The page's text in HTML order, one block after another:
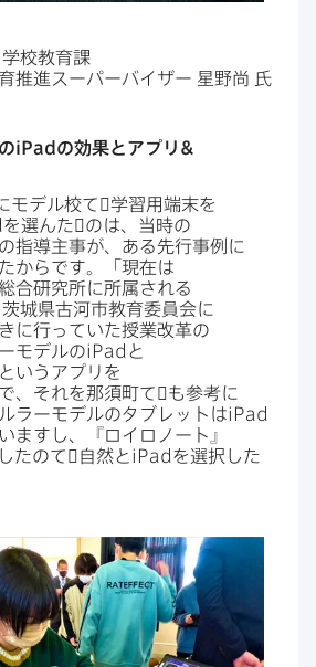
学校教育課
推進スーパーバイザー 星野尚 氏
iPad の​効果と​アプリ&
モデル校て​゙学習用端末を​
を​選んた​゙のは、​当時の​
指導主事が、​ある​先行事例に​
からです。​「現在は​
合研究所に​所属される​
城県古河市教育委員会に​
に​行っていた​授業改革の​
モデルのiPad と​
いう​アプリを​
、​それを​那須町て​゙も​参考に​
ラーモデルの​タブレットはiPad
ますし、​『ロイロノート』
たのて​゙自然と iPad を​選択した​